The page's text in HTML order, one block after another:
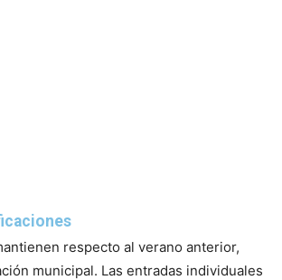
respecto al verano anterior,
municipal. Las entradas individuales